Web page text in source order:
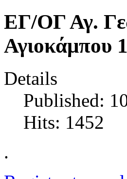
ΕΓ/ΟΓ Αγ.
Αγιοκάμπου
Details
Published:
Hits: 1452
.